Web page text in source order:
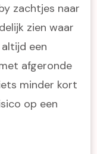
zachtjes naar
zien waar
een
afgeronde
minder kort
op een